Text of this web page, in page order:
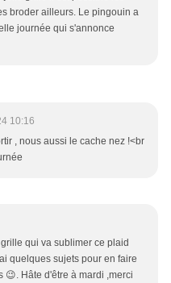
broder ailleurs. Le pingouin a
journée qui s'annonce
10:16
, nous aussi le cache nez !<br
qui va sublimer ce plaid
quelques sujets pour en faire
😉. Hâte d'être à mardi ,merci